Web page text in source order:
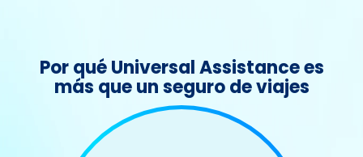
Por qué Universal Assistance es
más que un seguro de viajes